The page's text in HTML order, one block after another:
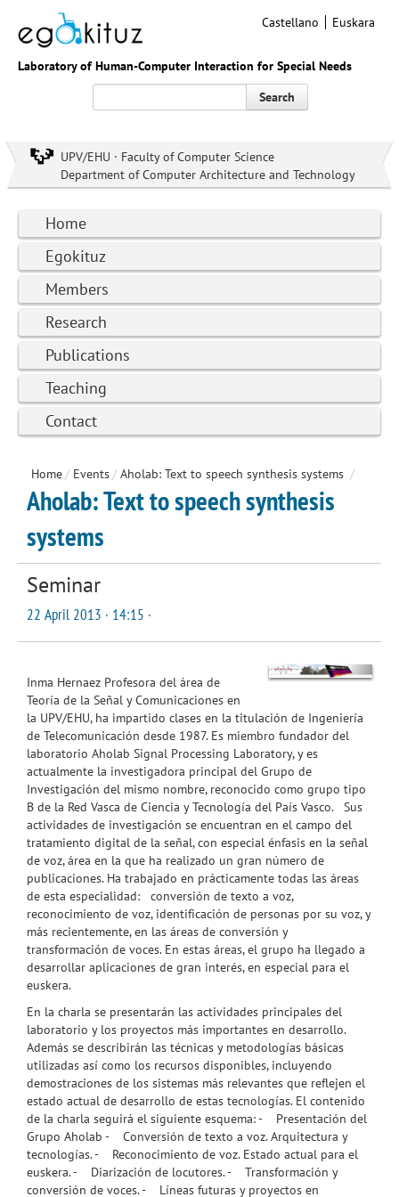
Laboratory of Human-Computer Interaction for Special Needs
Castellano Euskara
Search
UPV/EHU · Faculty of Computer Science
Department of Computer Architecture and Technology
Home
Egokituz
Members
Research
Publications
Teaching
Contact
Home/ Events/ Aholab: Text to speech synthesis systems /
Aholab: Text to speech synthesis
systems
Seminar
22 April 2013 · 14:15 ·
Inma Hernaez Profesora del área de
Teoría de la Señal y Comunicaciones en
la UPV/EHU, ha impartido clases en la titulación de Ingeniería
de Telecomunicación desde 1987. Es miembro fundador del
laboratorio Aholab Signal Processing Laboratory, y es
actualmente la investigadora principal del Grupo de
Investigación del mismo nombre, reconocido como grupo tipo
B de la Red Vasca de Ciencia y Tecnología del País Vasco. Sus
actividades de investigación se encuentran en el campo del
tratamiento digital de la señal, con especial énfasis en la señal
de voz, área en la que ha realizado un gran número de
publicaciones. Ha trabajado en prácticamente todas las áreas
de esta especialidad: conversión de texto a voz,
reconocimiento de voz, identificación de personas por su voz, y
más recientemente, en las áreas de conversión y
transformación de voces. En estas áreas, el grupo ha llegado a
desarrollar aplicaciones de gran interés, en especial para el
euskera.
En la charla se presentarán las actividades principales del
laboratorio y los proyectos más importantes en desarrollo.
Además se describirán las técnicas y metodologías básicas
utilizadas así como los recursos disponibles, incluyendo
demostraciones de los sistemas más relevantes que reflejen el
estado actual de desarrollo de estas tecnologías. El contenido
de la charla seguirá el siguiente esquema: - Presentación del
Grupo Aholab - Conversión de texto a voz. Arquitectura y
tecnologías. - Reconocimiento de voz. Estado actual para el
euskera. - Diarización de locutores. - Transformación y
conversión de voces. - Líneas futuras y proyectos en